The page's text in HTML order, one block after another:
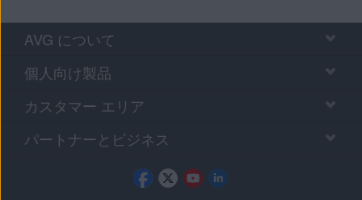
AVG について
個人向け製品
カスタマー エリア
パートナーとビジネス